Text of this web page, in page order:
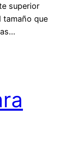
superior
tamaño que